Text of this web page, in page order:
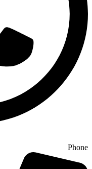
Phone